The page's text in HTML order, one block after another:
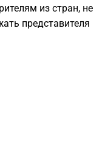
из стран, не
представителя